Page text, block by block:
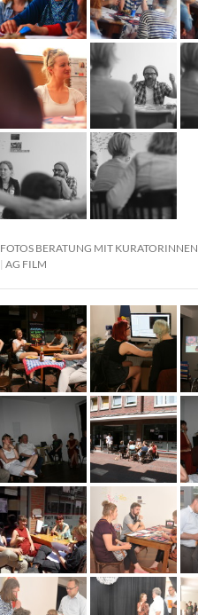
FOTOS BERATUNG MIT KURATORINNEN
AG FILM